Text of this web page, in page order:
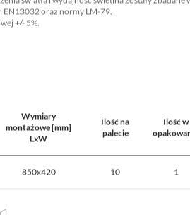
EN13032 oraz normy LM-79.
+/- 5%.
Wymiary
montażowe [mm]
LxW
Ilość na
palecie
Ilość w
850x420 10 1